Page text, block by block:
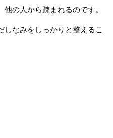
の人から疎まれるのです。
なみをしっかりと整えるこ